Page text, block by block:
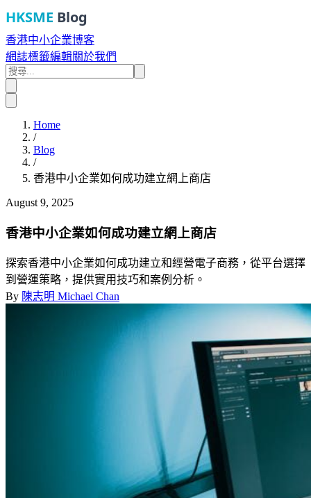
HKSME Blog
香港中小企業博客
網誌標籤編輯關於我們
Home
/
Blog
/
香港中小企業如何成功建立網上商店
August 9, 2025
香港中小企業如何成功建立網上商店
探索香港中小企業如何成功建立和經營電子商務，從平台選擇
到營運策略，提供實用技巧和案例分析。
By 陳志明 Michael Chan